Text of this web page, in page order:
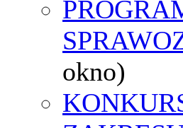
okno)